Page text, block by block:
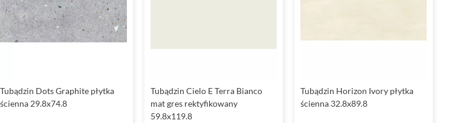
Tubądzin Dots Graphite płytka
ścienna 29.8x74.8
Tubądzin Cielo E Terra Bianco
mat gres rektyfikowany
59.8x119.8
Tubądzin Horizon Ivory płytka
ścienna 32.8x89.8